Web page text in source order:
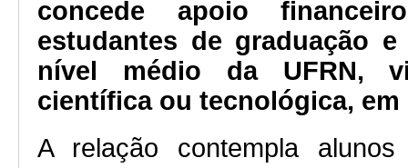
concede apoio
estudantes de graduação
nível médio da UFRN,
científica ou tecnológica,
A relação contempla